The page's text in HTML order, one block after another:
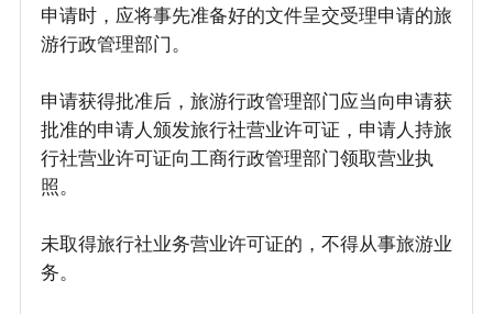
申请时，应将事先准备好的文件呈交受理申请的旅
游行政管理部门。
申请获得批准后，旅游行政管理部门应当向申请获
批准的申请人颁发旅行社营业许可证，申请人持旅
行社营业许可证向工商行政管理部门领取营业执
照。
未取得旅行社业务营业许可证的，不得从事旅游业
务。